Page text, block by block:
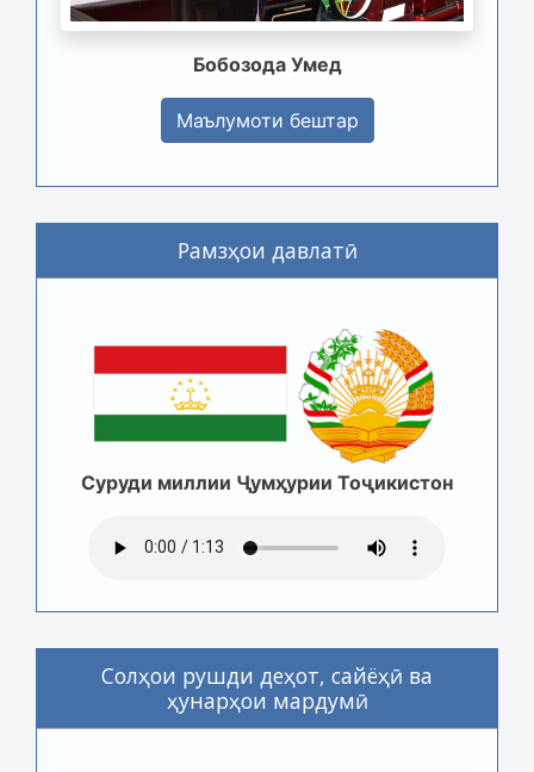
Бобозода Умед
Маълумоти бештар
Рамзҳои давлатӣ
Суруди миллии Ҷумҳурии Тоҷикистон
Солҳои рушди деҳот, сайёҳӣ ва
ҳунарҳои мардумӣ